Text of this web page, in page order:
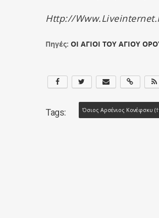
Http://
Πηγές: ΟΙ ΑΓΙΟΙ ΤΟΥ ΑΓΙΟΥ
Tags: Όσιος Αρσένιος Κονέφσκυ